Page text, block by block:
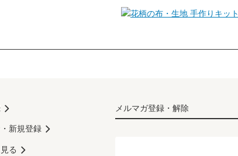
手作りキット
メルマガ登録・解除
新規登録
る